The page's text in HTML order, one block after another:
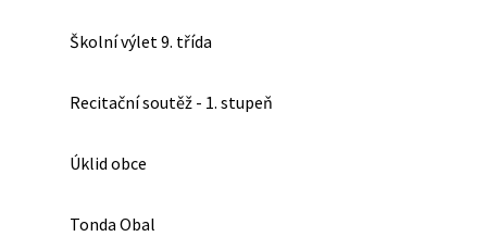
Školní výlet 9. třída
Recitační soutěž - 1. stupeň
Úklid obce
Tonda Obal